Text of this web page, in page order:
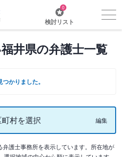
0
検討リスト
井県の弁護士一覧
かりました。
村を選択 編集
護士事務所を表示しています。所在地が